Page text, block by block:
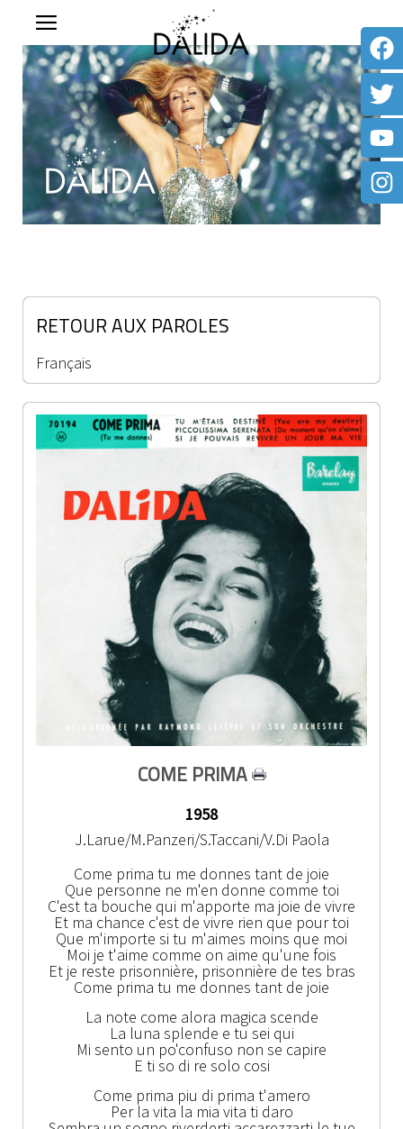
RETOUR AUX PAROLES
Français
COME PRIMA
1958
J.Larue/M.Panzeri/S.Taccani/V.Di Paola
Come prima tu me donnes tant de joie
Que personne ne m'en donne comme toi
C'est ta bouche qui m'apporte ma joie de vivre
Et ma chance c'est de vivre rien que pour toi
Que m'importe si tu m'aimes moins que moi
Moi je t'aime comme on aime qu'une fois
Et je reste prisonnière, prisonnière de tes bras
Come prima tu me donnes tant de joie
La note come alora magica scende
La luna splende e tu sei qui
Mi sento un po'confuso non se capire
E ti so di re solo cosi
Come prima piu di prima t'amero
Per la vita la mia vita ti daro